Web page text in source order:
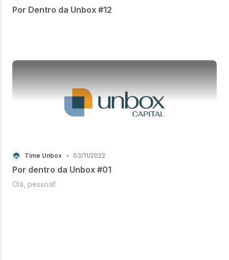
Por Dentro da Unbox #12
Time Unbox • 03/11/2022
Por dentro da Unbox #01
Olá, pessoal!